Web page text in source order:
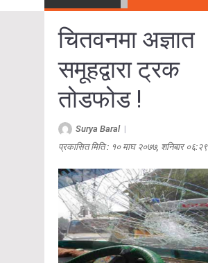
चितवनमा अज्ञात
समूहद्वारा ट्रक
तोडफोड !
Surya Baral|
प्रकासित मिति : १० माघ २०७७, शनिबार ०६:२९